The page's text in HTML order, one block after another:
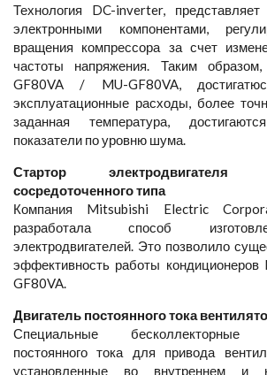
Технология DC-inverter,
электронными компонентами,
вращения компрессора за счет
частоты напряжения. Таким
GF80VA / MU-GF80VA,
эксплуатационные расходы, более
заданная температура,
показатели по уровню шума.
Стартор
сосредоточенного типа
Компания Mitsubishi Electric
разработала способ
электродвигателей. Это позволило
эффективность работы
GF80VA.
Двигатель постоянного тока
Специальные бесколлекторные
постоянного тока для привода
установленные во внутреннем и